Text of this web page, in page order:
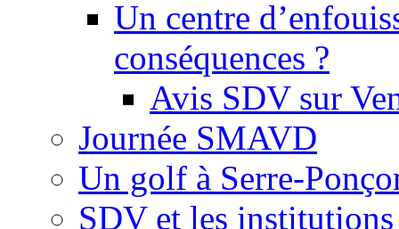
Un centre
conséquences ?
Avis SDV sur
Journée SMAVD
Un golf à Serre-
SDV et les institutions